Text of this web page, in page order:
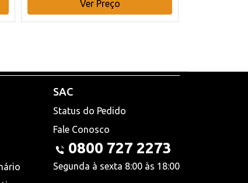
Ver Preço
SAC
Status do Pedido
Fale Conosco
0800 727 2273
Segunda à sexta 8:00 às 18:00